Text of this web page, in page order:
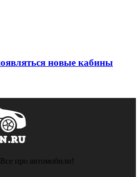
новые кабины
про автомобили!